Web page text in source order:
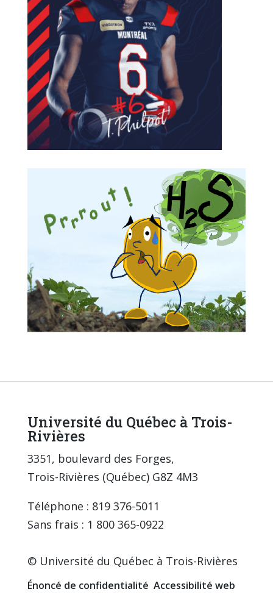
Université du Québec à Trois-
Rivières
3351, boulevard des Forges,
Trois-Rivières (Québec) G8Z 4M3
Téléphone : 819 376-5011
Sans frais : 1 800 365-0922
© Université du Québec à Trois-Rivières
Énoncé de confidentialité Accessibilité web